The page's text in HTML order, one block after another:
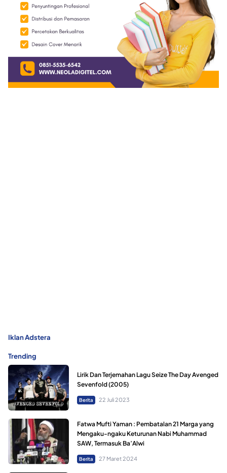
Iklan Adstera
Trending
Lirik Dan Terjemahan Lagu Seize The Day Avenged
Sevenfold (2005)
Berita 22 Juli 2023
Fatwa Mufti Yaman : Pembatalan 21 Marga yang
Mengaku-ngaku Keturunan Nabi Muhammad
SAW, Termasuk Ba’Alwi
Berita 27 Maret 2024